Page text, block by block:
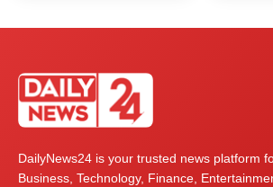
DailyNews24 is your trusted news platform
Business, Technology, Finance,